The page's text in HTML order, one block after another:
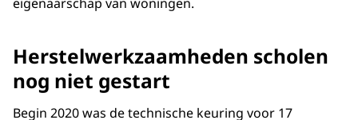
Herstelwerkzaamheden scholen
nog niet gestart
Begin 2020 was de technische keuring voor 17